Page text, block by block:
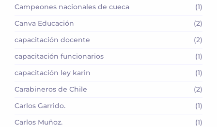
Campeones nacionales de cueca
(1)
Canva Educación
(2)
capacitación docente
(2)
capacitación funcionarios
(1)
capacitación ley karin
(1)
Carabineros de Chile
(2)
Carlos Garrido.
(1)
Carlos Muñoz.
(1)